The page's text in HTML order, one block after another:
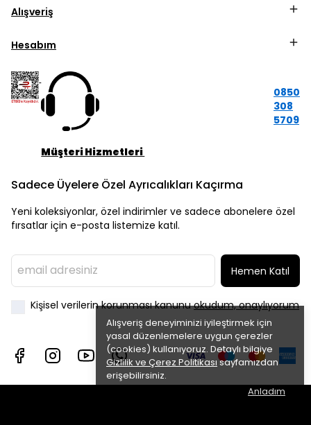
Alışveriş deneyiminizi iyileştirmek için
yasal düzenlemelere uygun çerezler
(cookies) kullanıyoruz. Detaylı bilgiye
Gizlilik ve Çerez Politikasısayfamızdan
erişebilirsiniz.
Anladım
Alışveriş
Hesabım
Müşteri Hizmetleri
0850
308
5709
Sadece Üyelere Özel Ayrıcalıkları Kaçırma
Yeni koleksiyonlar, özel indirimler ve sadece abonelere özel
fırsatlar için e-posta listemize katıl.
Hemen Katıl
Kişisel verilerin korunması kanunuokudum, onaylıyorum